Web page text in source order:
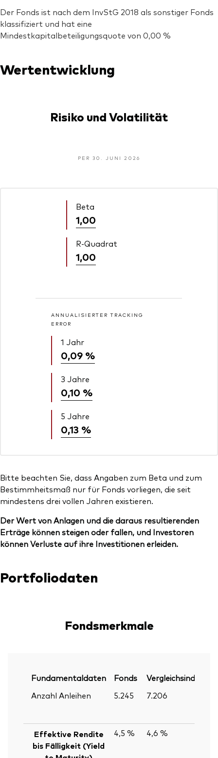
Der Fonds ist nach dem InvStG 2018 als sonstiger Fonds
klassifiziert und hat eine
Mindestkapitalbeteiligungsquote von 0,00 %
Wertentwicklung
Risiko und Volatilität
PER 30. JUNI 2026
Beta
1,00
R-Quadrat
1,00
ANNUALISIERTER TRACKING
ERROR
1 Jahr
0,09 %
3 Jahre
0,10 %
5 Jahre
0,13 %
Bitte beachten Sie, dass Angaben zum Beta und zum
Bestimmheitsmaß nur für Fonds vorliegen, die seit
mindestens drei vollen Jahren existieren.
Der Wert von Anlagen und die daraus resultierenden
Erträge können steigen oder fallen, und Investoren
können Verluste auf ihre Investitionen erleiden.
Portfoliodaten
Fondsmerkmale
Fundamentaldaten Fonds Vergleichsindex
Anzahl Anleihen
5.245 7.206
Effektive Rendite
bis Fälligkeit (Yield
4,5 % 4,6 %